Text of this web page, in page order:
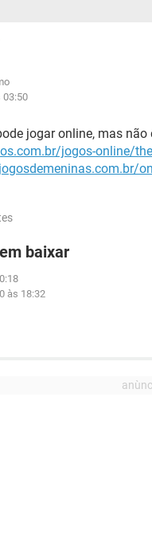
03:50
jogar online, mas não
jogos-online/
baixar
às 18:32